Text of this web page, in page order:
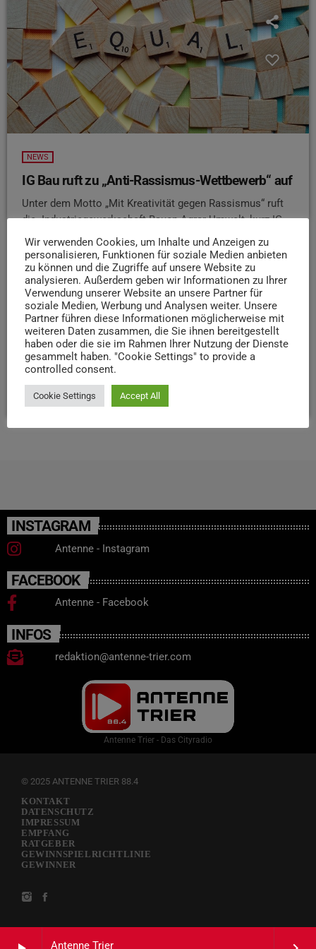
Antenne Trier
NEWS
IG Bau ruft zu „Anti-Rassismus-Wettbewerb“ auf
Unter dem Motto „Mit Kreativität gegen Rassismus“ ruft
die Industriegewerkschaft Bauen-Agrar-Umwelt, kurz IG
BAU, Trierer Azubis zur Teilnahme am Wettbewerb „Gelbe
Hand“ auf. Prämiert werden dabei laut Pressemitteilung
die kreativsten Ideen, die sich für ein respektvolles
Miteinander und gegen Rassismus einsetzen. Dabei
können die verschiedensten Formate eingereicht werden -
beispielsweise Websites, Blogs oder Kurzfilme. Der erste
Preis ist mit 1.000 Euro, der zweite mit 700 Euro und der
dritte mit 500 Euro dotiert. Einsendeschluss für die Ideen
ist der 14. […]
INSTAGRAM
Antenne - Instagram
FACEBOOK
Antenne - Facebook
INFOS
redaktion@antenne-trier.com
Antenne Trier - Das Cityradio
© 2025 ANTENNE TRIER 88.4
KONTAKT
DATENSCHUTZ
IMPRESSUM
EMPFANG
RATGEBER
GEWINNSPIELRICHTLINIE
GEWINNER
Wir verwenden Cookies, um Inhalte und Anzeigen zu
personalisieren, Funktionen für soziale Medien anbieten
zu können und die Zugriffe auf unsere Website zu
analysieren. Außerdem geben wir Informationen zu Ihrer
Verwendung unserer Website an unsere Partner für
soziale Medien, Werbung und Analysen weiter. Unsere
Partner führen diese Informationen möglicherweise mit
weiteren Daten zusammen, die Sie ihnen bereitgestellt
haben oder die sie im Rahmen Ihrer Nutzung der Dienste
gesammelt haben. "Cookie Settings" to provide a
controlled consent.
Cookie Settings Accept All